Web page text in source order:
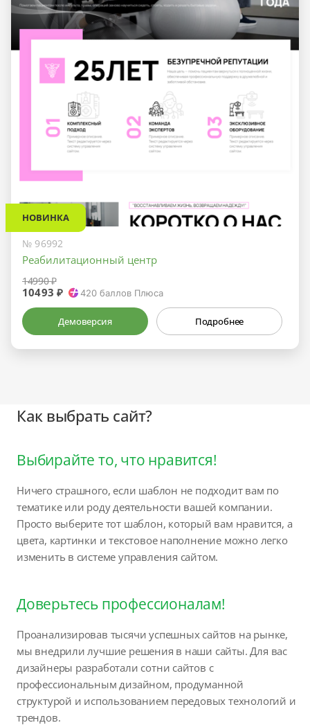
НОВИНКА
№ 96992
Реабилитационный центр
14990 ₽
10493 ₽ 420 баллов Плюса
Демоверсия Подробнее
Как выбрать сайт?
Выбирайте то, что нравится!
Ничего страшного, если шаблон не подходит вам по
тематике или роду деятельности вашей компании.
Просто выберите тот шаблон, который вам нравится, а
цвета, картинки и текстовое наполнение можно легко
изменить в системе управления сайтом.
Доверьтесь профессионалам!
Проанализировав тысячи успешных сайтов на рынке,
мы внедрили лучшие решения в наши сайты. Для вас
дизайнеры разработали сотни сайтов с
профессиональным дизайном, продуманной
структурой и использованием передовых технологий и
трендов.